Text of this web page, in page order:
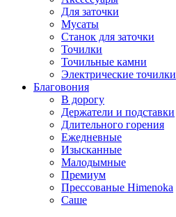
Для заточки
Мусаты
Станок для заточки
Точилки
Точильные камни
Электрические точилки
Благовония
В дорогу
Держатели и подставки
Длительного горения
Ежедневные
Изысканные
Малодымные
Премиум
Прессованые Himenoka
Саше